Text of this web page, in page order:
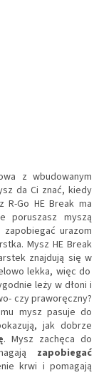
z wbudowanym
da Ci znać, kiedy
R-Go HE Break ma
poruszasz myszą
urazom
Mysz HE Break
znajdują się w
lekka, więc do
leży w dłoni i
czy praworęczny?
mysz pasuje do
jak dobrze
. Mysz zachęca do
zapobiegać
krwi i pomagają